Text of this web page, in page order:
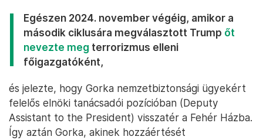
Egészen 2024. november végéig, amikor a
második ciklusára megválasztott Trump őt
nevezte meg terrorizmus elleni
főigazgatóként,
és jelezte, hogy Gorka nemzetbiztonsági ügyekért
felelős elnöki tanácsadói pozícióban (Deputy
Assistant to the President) visszatér a Fehér Házba.
Így aztán Gorka, akinek hozzáértését